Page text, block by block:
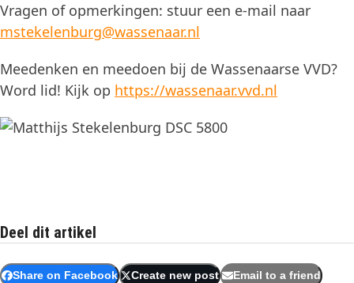
Vragen of opmerkingen: stuur een e-mail naar
mstekelenburg@wassenaar.nl
Meedenken en meedoen bij de Wassenaarse VVD?
Word lid! Kijk op https://wassenaar.vvd.nl
Deel dit artikel
Share on Facebook Create new post Email to a friend